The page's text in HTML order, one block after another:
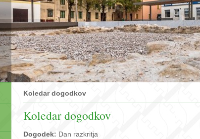
Koledar dogodkov
Koledar dogodkov
Dogodek: Dan razkritja